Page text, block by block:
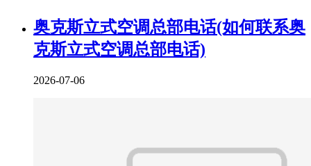
奥克斯立式空调总部电话(如何联系奥
克斯立式空调总部电话)
2026-07-06